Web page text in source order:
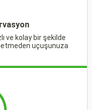
ve kolay bir şekilde
uçuşunuza